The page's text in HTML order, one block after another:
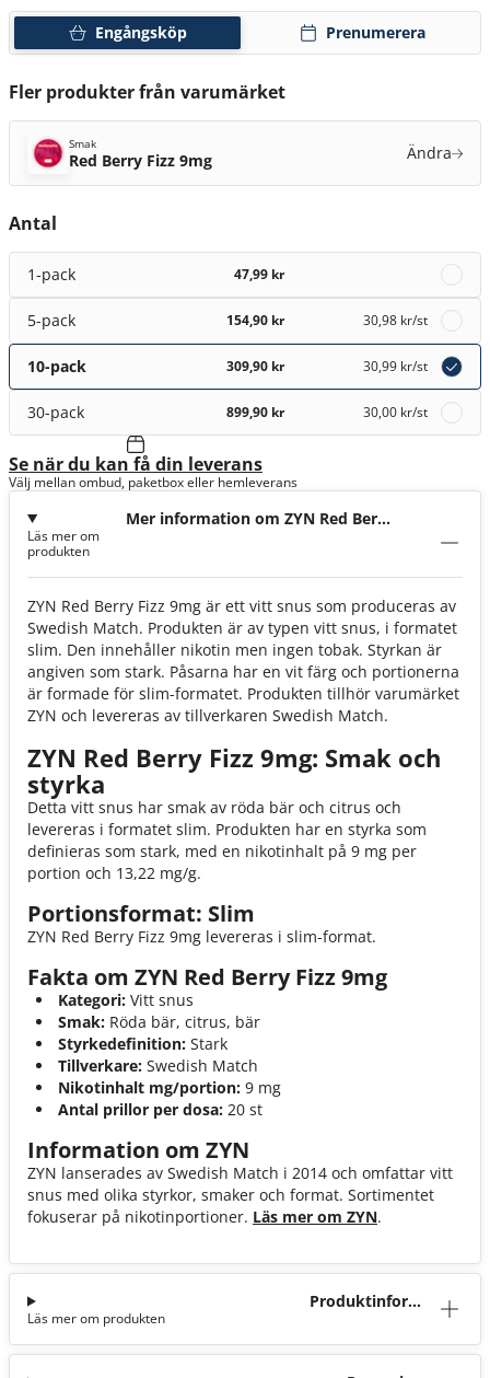
Engångsköp Prenumerera
Fler produkter från varumärket
Smak
Red Berry Fizz 9mg Ändra
Antal
1-pack 47,99 kr
5-pack 154,90 kr 30,98 kr/st
10-pack 309,90 kr 30,99 kr/st
30-pack 899,90 kr 30,00 kr/st
Se när du kan få din leverans
Välj mellan ombud, paketbox eller hemleverans
Mer information om ZYN Red Berry
Läs mer om
produkten
ZYN Red Berry Fizz 9mg är ett vitt snus som produceras av
Swedish Match. Produkten är av typen vitt snus, i formatet
slim. Den innehåller nikotin men ingen tobak. Styrkan är
angiven som stark. Påsarna har en vit färg och portionerna
är formade för slim-formatet. Produkten tillhör varumärket
ZYN och levereras av tillverkaren Swedish Match.
ZYN Red Berry Fizz 9mg: Smak och
styrka
Detta vitt snus har smak av röda bär och citrus och
levereras i formatet slim. Produkten har en styrka som
definieras som stark, med en nikotinhalt på 9 mg per
portion och 13,22 mg/g.
Portionsformat: Slim
ZYN Red Berry Fizz 9mg levereras i slim-format.
Fakta om ZYN Red Berry Fizz 9mg
Kategori: Vitt snus
Smak: Röda bär, citrus, bär
Styrkedefinition: Stark
Tillverkare: Swedish Match
Nikotinhalt mg/portion: 9 mg
Antal prillor per dosa: 20 st
Information om ZYN
ZYN lanserades av Swedish Match i 2014 och omfattar vitt
snus med olika styrkor, smaker och format. Sortimentet
fokuserar på nikotinportioner. Läs mer om ZYN.
Produktinforma
Läs mer om produkten